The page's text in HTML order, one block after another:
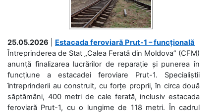
25.05.2026
Estacada feroviară Prut-1 – funcțională
Întreprinderea de Stat „Calea Ferată din Moldova” (CFM)
anunță finalizarea lucrărilor de reparație și punerea în
funcțiune a estacadei feroviare Prut-1. Specialiștii
întreprinderii au construit, cu forțe proprii, în circa două
săptămâni, 400 metri de cale ferată, inclusiv estacada
feroviară Prut-1, cu o lungime de 118 metri. În cadrul